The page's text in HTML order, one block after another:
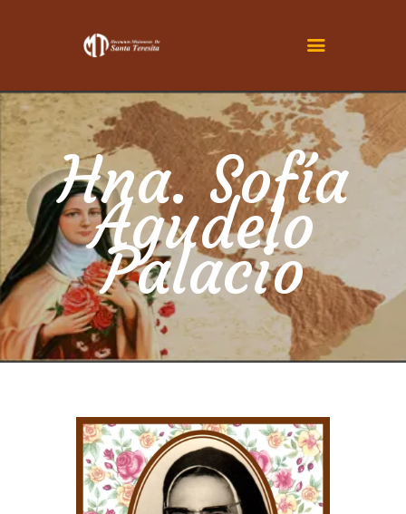
Hna. Sofía
Agudelo
Palacio
INICIO
CONOCENOS
SER TERESITA
ACTUALIDAD
FAMILIA TERESIANA
CONTÁCTENOS